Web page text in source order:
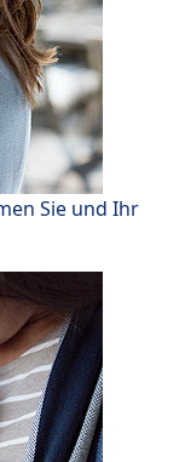
Sie und Ihr